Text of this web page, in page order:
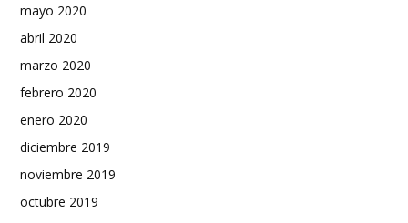
mayo 2020
abril 2020
marzo 2020
febrero 2020
enero 2020
diciembre 2019
noviembre 2019
octubre 2019